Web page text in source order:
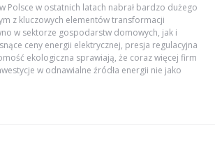
Polsce w ostatnich latach nabrał bardzo dużego
z kluczowych elementów transformacji
w sektorze gospodarstw domowych, jak i
ceny energii elektrycznej, presja regulacyjna
ekologiczna sprawiają, że coraz więcej firm
w odnawialne źródła energii nie jako